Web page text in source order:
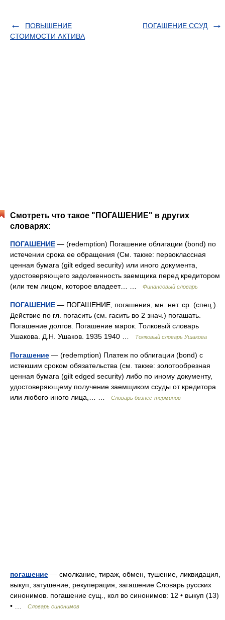
ПОВЫШЕНИЕ
СТОИМОСТИ АКТИВА
ПОГАШЕНИЕ ССУД
Смотреть что такое "ПОГАШЕНИЕ" в других
словарях:
ПОГАШЕНИЕ — (redemption) Погашение облигации (bond) по
истечении срока ее обращения (См. также: первоклассная
ценная бумага (gilt edged security) или иного документа,
удостоверяющего задолженность заемщика перед кредитором
(или тем лицом, которое владеет… …
Финансовый словарь
ПОГАШЕНИЕ — ПОГАШЕНИЕ, погашения, мн. нет. ср. (спец.).
Действие по гл. погасить (см. гасить во 2 знач.) погашать.
Погашение долгов. Погашение марок. Толковый словарь
Ушакова. Д.Н. Ушаков. 1935 1940 …
Толковый словарь Ушакова
Погашение — (redemption) Платеж по облигации (bond) с
истекшим сроком обязательства (cм. также: золотообрезная
ценная бумага (gilt edged security) либо по иному документу,
удостоверяющему получение заемщиком ссуды от кредитора
или любого иного лица,… …
Словарь бизнес-терминов
погашение — смолкание, тираж, обмен, тушение, ликвидация,
выкуп, затушение, рекуперация, загашение Словарь русских
синонимов. погашение сущ., кол во синонимов: 12 • выкуп (13)
• …
Словарь синонимов